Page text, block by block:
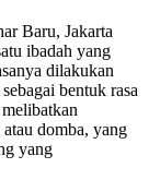
Baru, Jakarta
ibadah yang
dilakukan
bentuk rasa
domba, yang
yang